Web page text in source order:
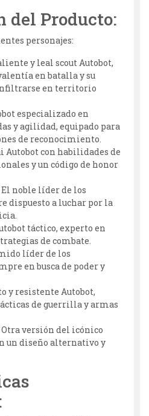
del Producto:
personajes:
y leal scout Autobot,
en batalla y su
en territorio
especializado en
y agilidad, equipado para
de reconocimiento.
Autobot con habilidades de
y un código de honor
El noble líder de los
dispuesto a luchar por la
táctico, experto en
de combate.
líder de los
en busca de poder y
y resistente Autobot,
de guerrilla y armas
Otra versión del icónico
un diseño alternativo y